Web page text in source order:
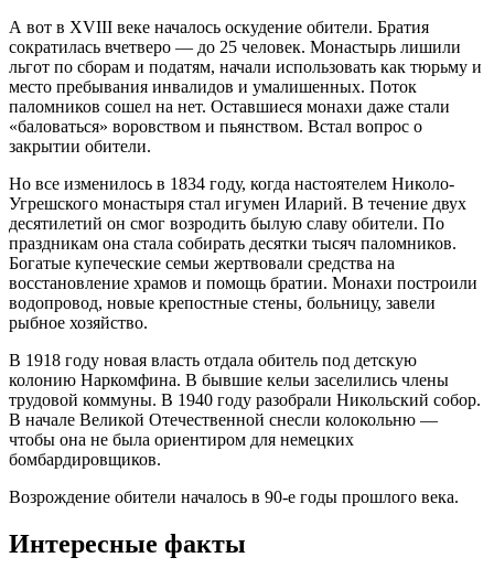
А вот в XVIII веке началось оскудение обители. Братия
сократилась вчетверо — до 25 человек. Монастырь лишили
льгот по сборам и податям, начали использовать как тюрьму и
место пребывания инвалидов и умалишенных. Поток
паломников сошел на нет. Оставшиеся монахи даже стали
«баловаться» воровством и пьянством. Встал вопрос о
закрытии обители.
Но все изменилось в 1834 году, когда настоятелем Николо-
Угрешского монастыря стал игумен Иларий. В течение двух
десятилетий он смог возродить былую славу обители. По
праздникам она стала собирать десятки тысяч паломников.
Богатые купеческие семьи жертвовали средства на
восстановление храмов и помощь братии. Монахи построили
водопровод, новые крепостные стены, больницу, завели
рыбное хозяйство.
В 1918 году новая власть отдала обитель под детскую
колонию Наркомфина. В бывшие кельи заселились члены
трудовой коммуны. В 1940 году разобрали Никольский собор.
В начале Великой Отечественной снесли колокольню —
чтобы она не была ориентиром для немецких
бомбардировщиков.
Возрождение обители началось в 90-е годы прошлого века.
Интересные факты